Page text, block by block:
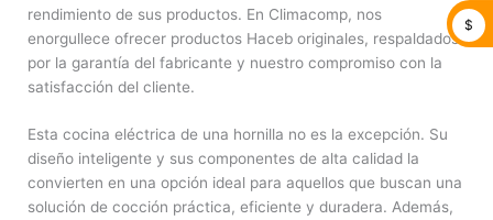
rendimiento de sus productos. En Climacomp, nos
enorgullece ofrecer productos Haceb originales, respaldados
por la garantía del fabricante y nuestro compromiso con la
satisfacción del cliente.
Esta cocina eléctrica de una hornilla no es la excepción. Su
diseño inteligente y sus componentes de alta calidad la
convierten en una opción ideal para aquellos que buscan una
solución de cocción práctica, eficiente y duradera. Además,
$